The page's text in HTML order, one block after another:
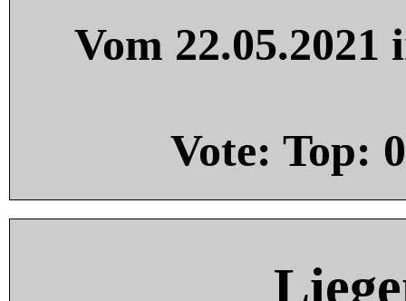
Vom
Vote: Top: 0